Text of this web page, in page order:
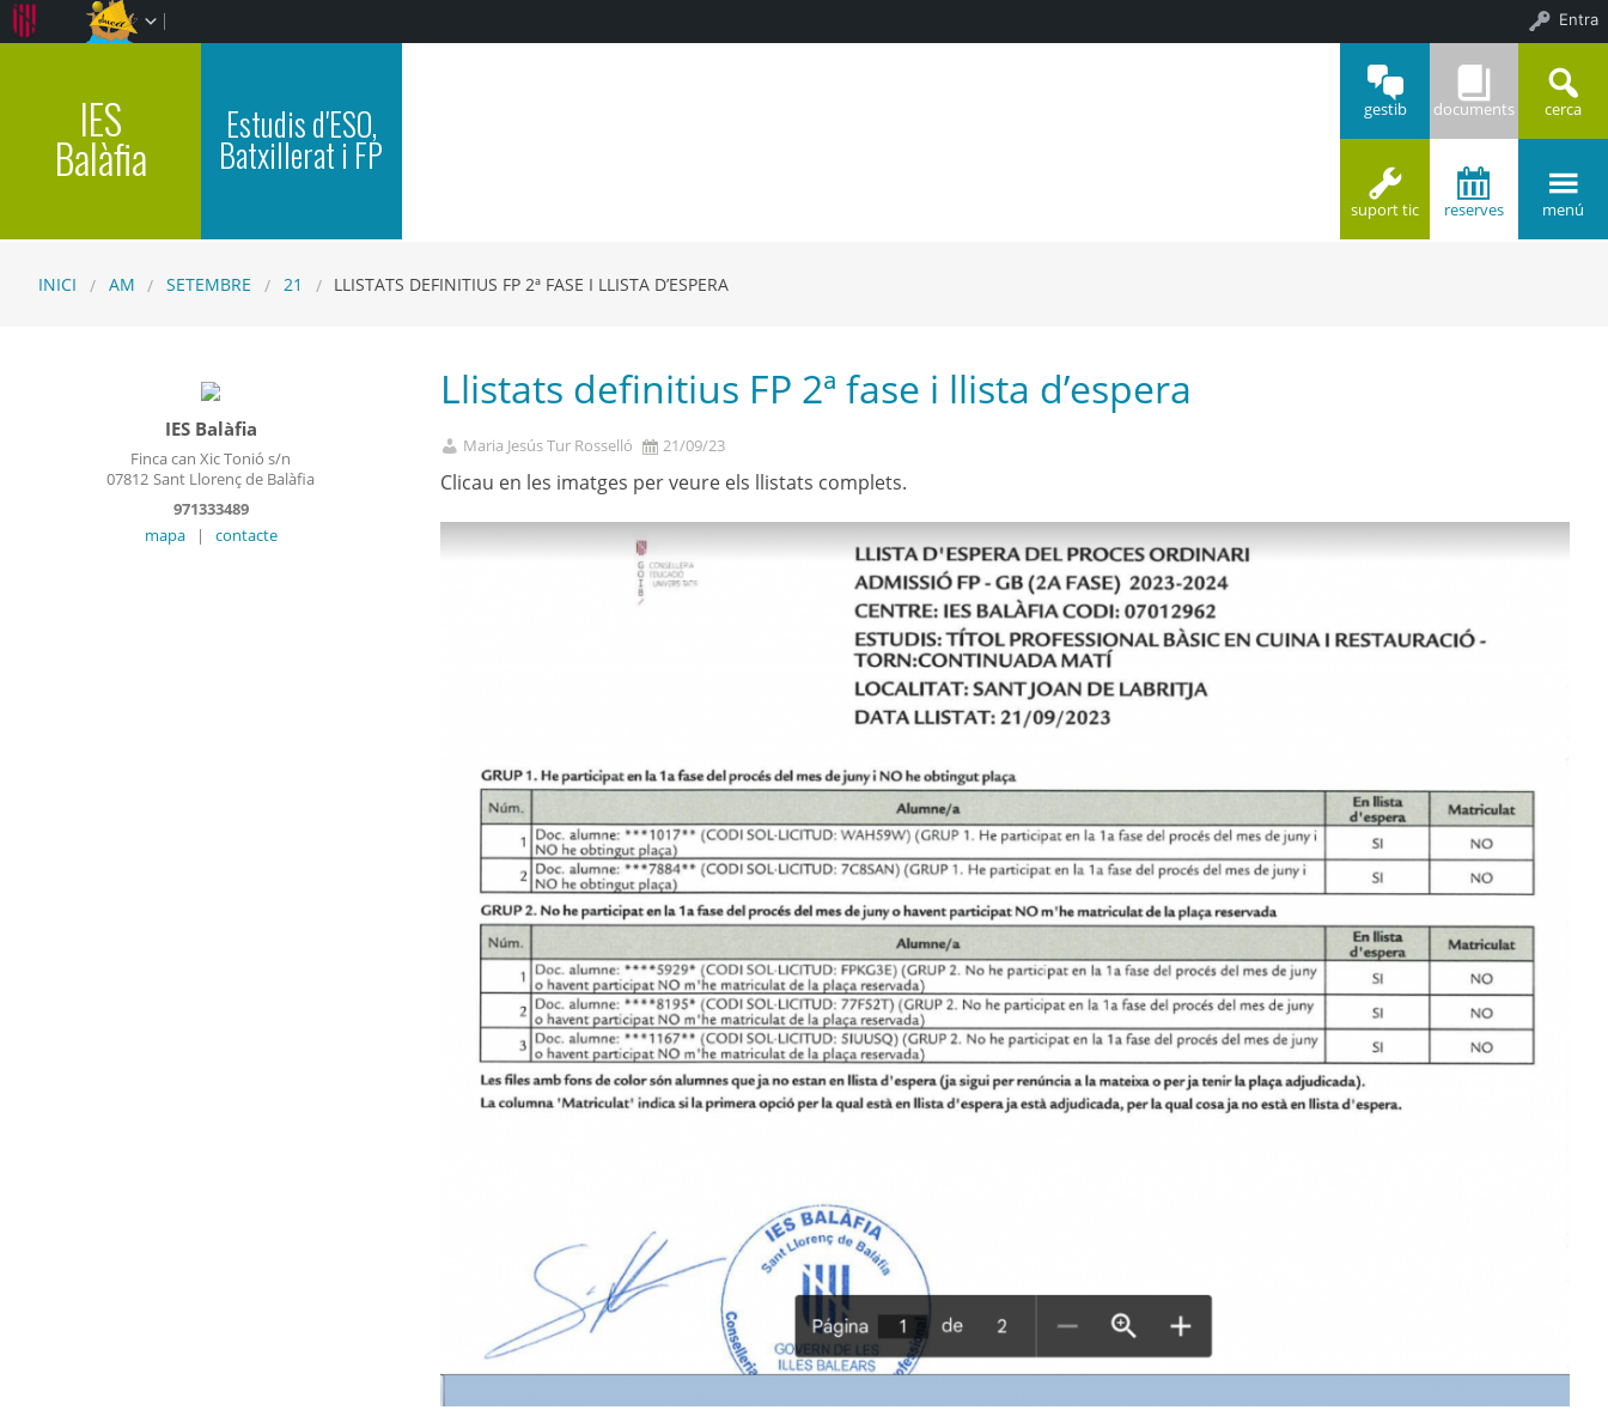
IES
Balàfia
Estudis d'ESO,
Batxillerat i FP
gestib documents cerca
suport tic reserves menú
INICI AM SETEMBRE 21 LLISTATS DEFINITIUS FP 2ª FASE I LLISTA D’ESPERA
Llistats definitius FP 2ª fase i llista d’espera
Maria Jesús Tur Rosselló 21/09/23
Clicau en les imatges per veure els llistats complets.
IES Balàfia
Finca can Xic Tonió s/n
07812 Sant Llorenç de Balàfia
971333489
mapa
| contacte
Entra